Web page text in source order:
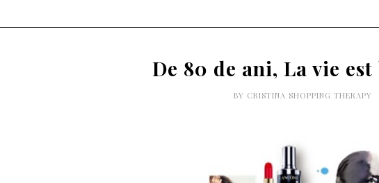
De 80 de ani, La vie
BY CRISTINA SHOPPING THERAPY